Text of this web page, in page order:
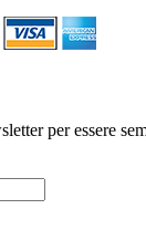
per essere